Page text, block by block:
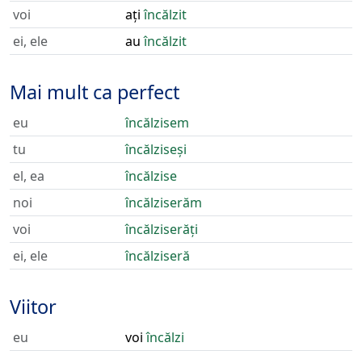
voi
ațiîncălzit
ei, ele
auîncălzit
Mai mult ca perfect
eu
încălzisem
tu
încălziseși
el, ea
încălzise
noi
încălziserăm
voi
încălziserăți
ei, ele
încălziseră
Viitor
eu voiîncălzi